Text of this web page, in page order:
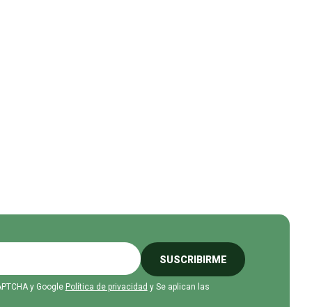
SUSCRIBIRME
y Google Política de privacidad y Se aplican las